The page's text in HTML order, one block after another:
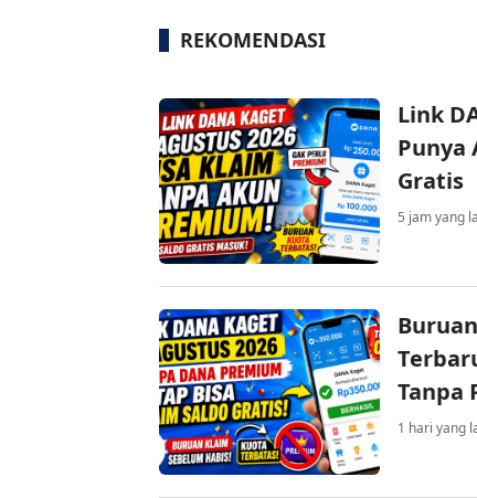
REKOMENDASI
Link
Punya
Gratis
5 jam yang
Tanpa
1 hari yang